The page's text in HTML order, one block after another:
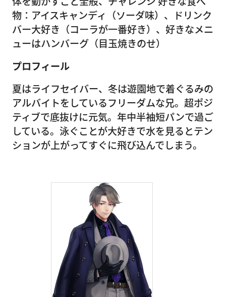
物：アイスキャンディ（ソーダ味）、ドリンク
バー大好き（コーラが一番好き）、好きなメニ
ューはハンバーグ（目玉焼きのせ）
プロフィール
夏はライフセイバー、冬は遊園地で着ぐるみの
アルバイトをしているフリーダムな兄。超ポジ
ティブで底抜けに元気。年中半袖短パンで過ご
している。泳ぐことが大好きで水を見るとテン
ションが上がってすぐに飛び込んでしまう。